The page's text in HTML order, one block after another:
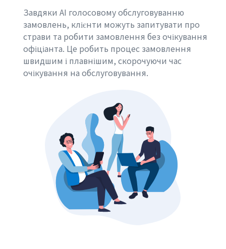
Завдяки AI голосовому обслуговуванню
замовлень, клієнти можуть запитувати про
страви та робити замовлення без очікування
офіціанта. Це робить процес замовлення
швидшим і плавнішим, скорочуючи час
очікування на обслуговування.